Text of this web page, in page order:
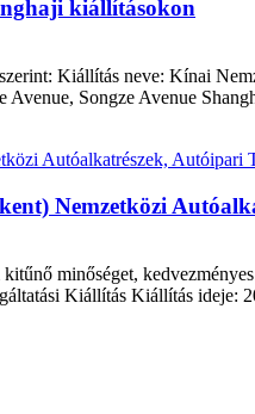
kiállításokon
Kiállítás neve: Kínai
Songze Avenue
Nemzetközi
minőséget,
Kiállítás Kiállítás ideje: